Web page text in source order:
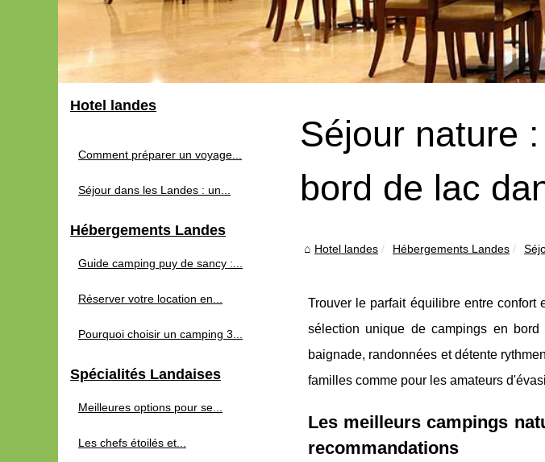
Séjour nature
bord de lac
Hotel landes Hébergements Landes
Trouver le parfait équilibre entre confort
sélection unique de campings en
baignade, randonnées et détente
familles comme pour les amateurs
Les meilleurs campings
recommandations
Hotel landes
Comment préparer un voyage...
Séjour dans les Landes : un...
Hébergements Landes
Guide camping puy de sancy :...
Réserver votre location en...
Pourquoi choisir un camping 3...
Spécialités Landaises
Meilleures options pour se...
Les chefs étoilés et...